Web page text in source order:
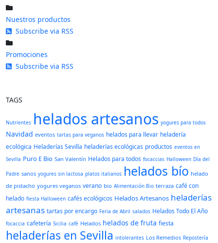
Nuestros productos
Subscribe via RSS
Promociones
Subscribe via RSS
TAGS
Nutrientes helados artesanos yogures para todos
Navidad eventos tartas para veganos helados para llevar heladería
ecológica Heladerías Sevilla heladerías ecológicas productos eventos en
Sevilla Puro E Bio San Valentín Helados para todos focaccias Halloween Día del
Padre sanos yogures sin lactosa platos italianos helados bío helado
de pistacho yogures veganos verano bio Alimentación Bio terraza café con
helado fiesta Halloween cafés ecológicos Helados Artesanos heladerías
artesanas tartas por encargo Feria de Abril salados Helados Todo El Año
focaccia cafetería Sicilia café Helados helados de fruta fiesta
heladerías en Sevilla intolerantes Los Remedios Repostería